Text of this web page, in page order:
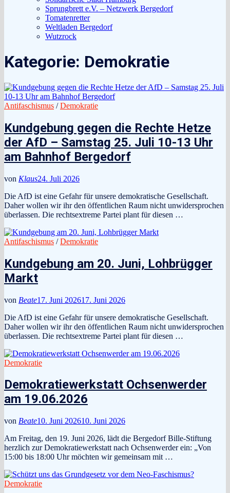
Sprungbrett e.V. – Netzwerk Bergedorf
Tomatenretter
Weltladen Bergedorf
Wutzrock
Kategorie: Demokratie
Antifaschismus /Demokratie
Kundgebung gegen die Rechte Hetze
der AfD – Samstag 25. Juli 10-13 Uhr
am Bahnhof Bergedorf
von Klaus24. Juli 2026
Die AfD ist eine Gefahr für unsere demokratische Gesellschaft.
Daher wollen wir ihr den öffentlichen Raum nicht unwidersprochen
überlassen. Die rechtsextreme Partei plant für diesen …
Antifaschismus /Demokratie
Kundgebung am 20. Juni, Lohbrügger
Markt
von Beate17. Juni 202617. Juni 2026
Die AfD ist eine Gefahr für unsere demokratische Gesellschaft.
Daher wollen wir ihr den öffentlichen Raum nicht unwidersprochen
überlassen. Die rechtsextreme Partei plant für diesen …
Demokratie
Demokratiewerkstatt Ochsenwerder
am 19.06.2026
von Beate10. Juni 202610. Juni 2026
Am Freitag, den 19. Juni 2026, lädt die Bergedorf Bille-Stiftung
herzlich zur Demokratiewerkstatt nach Ochsenwerder ein: „Von
15:00 bis 18:00 Uhr möchten wir gemeinsam mit …
Demokratie